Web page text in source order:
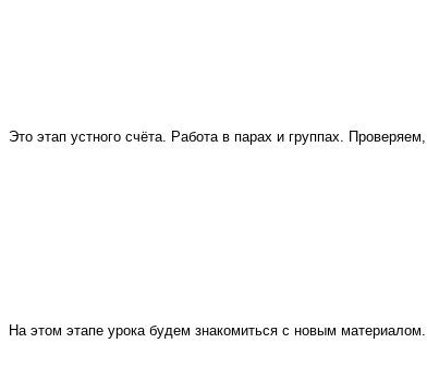
Это этап устного счёта. Работа в парах и группах.
На этом этапе урока будем знакомиться с новым материалом.